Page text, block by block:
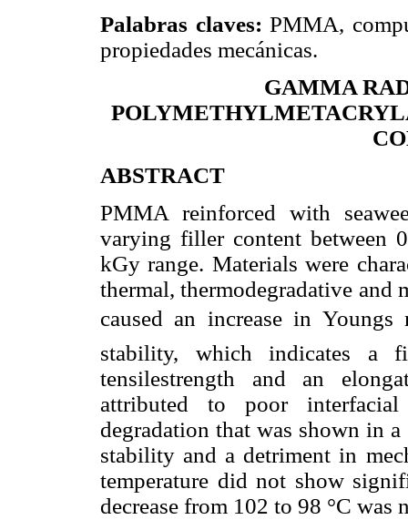
Palabras claves: PMMA,
propiedades mecánicas.
GAMMA
ABSTRACT
PMMA reinforced with
varying filler content between
kGy range. Materials were
thermal, thermodegradative and
caused an increase in
stability, which indicates a
tensilestrength and an
attributed to poor interfacial
degradation that was shown in
stability and a detriment in
temperature did not show
decrease from 102 to 98 °C